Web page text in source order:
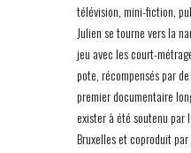
télévision, mini-fiction,
Julien se tourne vers la
jeu avec les court-
pote, récompensés par
premier documentaire
exister à été soutenu par
Bruxelles et coproduit par